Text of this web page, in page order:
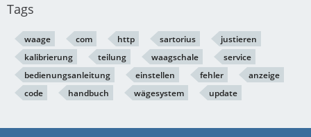
Tags
waage com http sartorius
justieren
kalibrierung
teilung waagschale
service
bedienungsanleitung
einstellen fehler
anzeige
code
handbuch wägesystem update